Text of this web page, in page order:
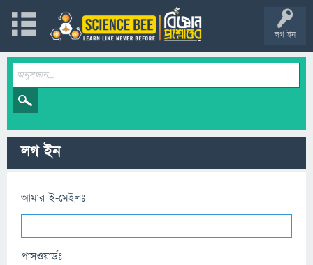
লগ ইন
লগ ইন
আমার ই-মেইলঃ
পাসওয়ার্ডঃ